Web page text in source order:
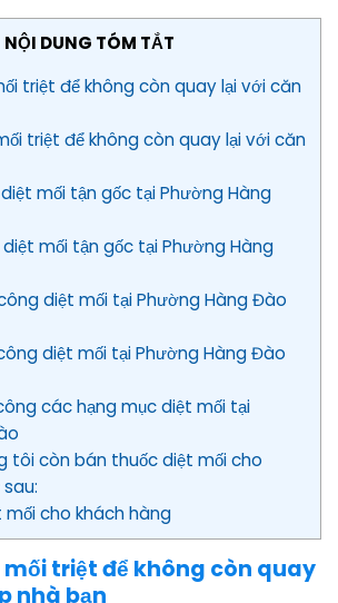
NỘI DUNG TÓM TẮT
triệt để không còn quay lại với căn
triệt để không còn quay lại với căn
mối tận gốc tại Phường Hàng
mối tận gốc tại Phường Hàng
diệt mối tại Phường Hàng Đào
diệt mối tại Phường Hàng Đào
các hạng mục diệt mối tại
tôi còn bán thuốc diệt mối cho
cho khách hàng
triệt để không còn quay
nhà bạn